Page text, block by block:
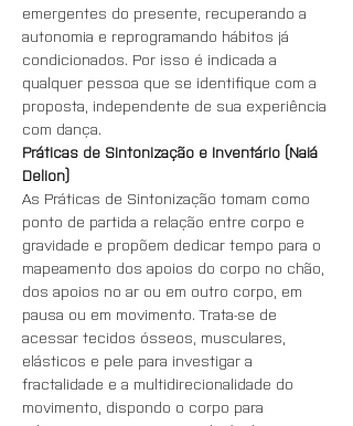
emergentes do presente, recuperando a
autonomia e reprogramando hábitos já
condicionados. Por isso é indicada a
qualquer pessoa que se identifique com a
proposta, independente de sua experiência
com dança.
Práticas de Sintonização e Inventário (Naiá
Delion)
As Práticas de Sintonização tomam como
ponto de partida a relação entre corpo e
gravidade e propõem dedicar tempo para o
mapeamento dos apoios do corpo no chão,
dos apoios no ar ou em outro corpo, em
pausa ou em movimento. Trata-se de
acessar tecidos ósseos, musculares,
elásticos e pele para investigar a
fractalidade e a multidirecionalidade do
movimento, dispondo o corpo para